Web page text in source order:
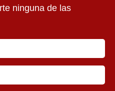
ninguna de las